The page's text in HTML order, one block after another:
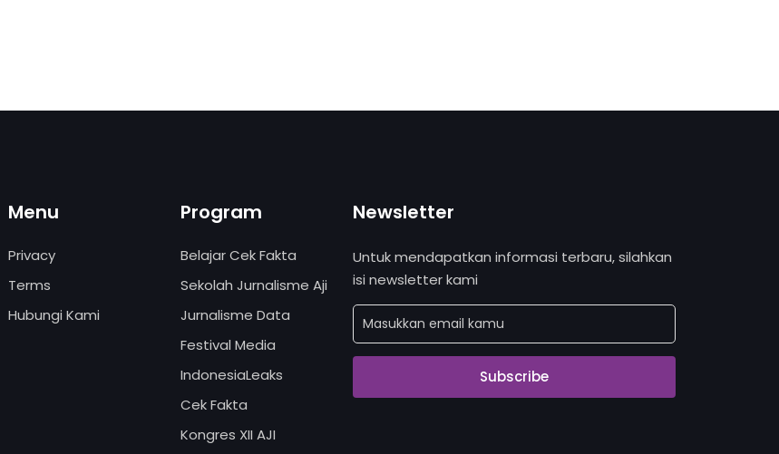
Menu
Privacy
Terms
Hubungi Kami
Program
Belajar Cek Fakta
Sekolah Jurnalisme Aji
Jurnalisme Data
Festival Media
IndonesiaLeaks
Cek Fakta
Kongres XII AJI
Newsletter
Untuk mendapatkan informasi terbaru, silahkan
isi newsletter kami
Subscribe